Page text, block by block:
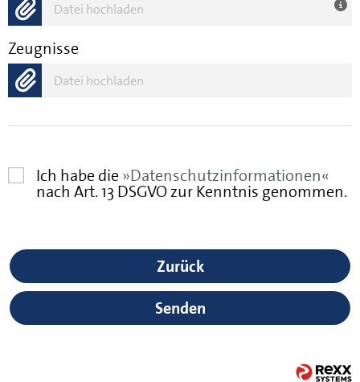
Datei hochladen
Zeugnisse
Datei hochladen
Ich habe die Datenschutzinformationen
nach Art. 13 DSGVO zur Kenntnis genommen.
Zurück
Senden